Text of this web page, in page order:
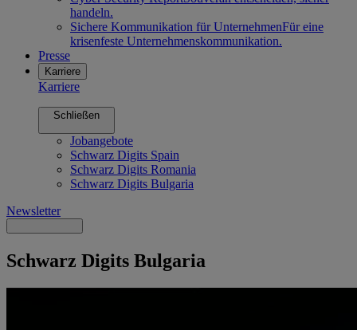
handeln.
Sichere Kommunikation für UnternehmenFür eine
krisenfeste Unternehmenskommunikation.
Presse
Karriere
Karriere
Schließen
Jobangebote
Schwarz Digits Spain
Schwarz Digits Romania
Schwarz Digits Bulgaria
Newsletter
Schwarz Digits Bulgaria